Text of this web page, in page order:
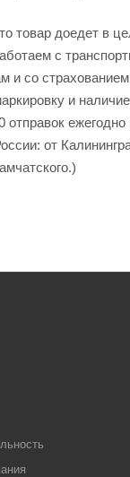
товар доедет в
с
и со
и
от